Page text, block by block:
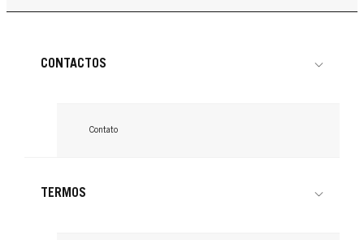
CONTACTOS
Contato
TERMOS